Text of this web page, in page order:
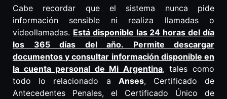
Cabe recordar que el sistema nunca pide
información sensible ni realiza llamadas o
videollamadas. Está disponible las 24 horas del día
los 365 días del año. Permite descargar
documentos y consultar información disponible en
la cuenta personal de Mi Argentina, tales como
todo lo relacionado a Anses, Certificado de
Antecedentes Penales, el Certificado Único de